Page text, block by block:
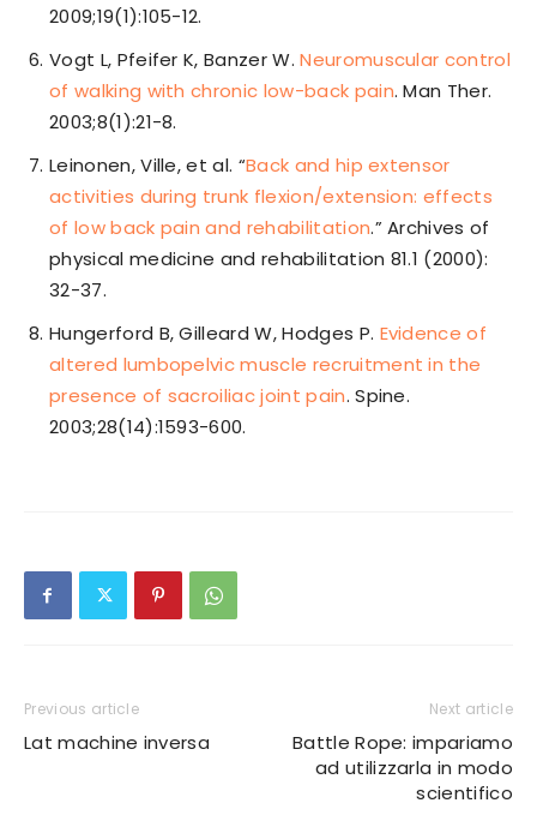
2009;19(1):105-12.
Vogt L, Pfeifer K, Banzer W.Neuromuscular control
of walking with chronic low-back pain. Man Ther.
2003;8(1):21-8.
Leinonen, Ville, et al. “Back and hip extensor
activities during trunk flexion/extension: effects
of low back pain and rehabilitation.” Archives of
physical medicine and rehabilitation 81.1 (2000):
32-37.
Hungerford B, Gilleard W, Hodges P. Evidence of
altered lumbopelvic muscle recruitment in the
presence of sacroiliac joint pain. Spine.
2003;28(14):1593-600.
Previous article
Lat machine inversa
Next article
Battle Rope: impariamo
ad utilizzarla in modo
scientifico